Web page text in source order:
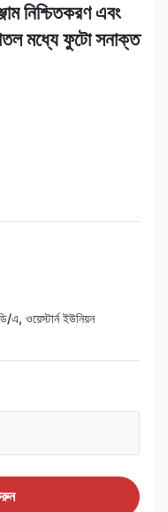
নিশ্চিতকরণ এবং
মধ্যে ফুটো সনাক্ত
এ, ওয়েস্টার্ন ইউনিয়ন